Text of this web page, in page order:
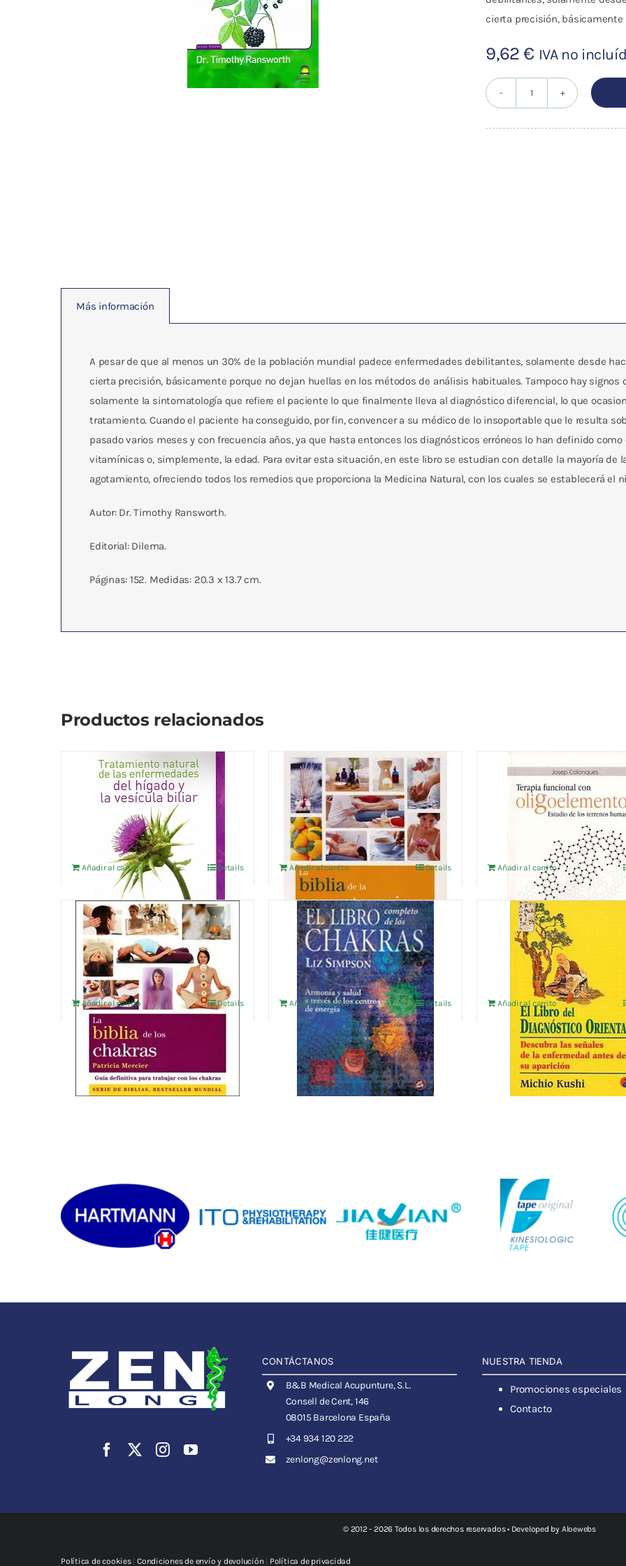
cierta precisión,
9,62€ IVA no
TRATAMIENTO
Más información
A pesar de que al menos un 30% de la población mundial padece enfermedades debilitantes, solamente desde
cierta precisión, básicamente porque no dejan huellas en los métodos de análisis habituales. Tampoco hay signos
solamente la sintomatología que refiere el paciente lo que finalmente lleva al diagnóstico diferencial, lo que
tratamiento. Cuando el paciente ha conseguido, por fin, convencer a su médico de lo insoportable que le resulta
pasado varios meses y con frecuencia años, ya que hasta entonces los diagnósticos erróneos lo han definido
vitamínicas o, simplemente, la edad. Para evitar esta situación, en este libro se estudian con detalle la mayoría de
agotamiento, ofreciendo todos los remedios que proporciona la Medicina Natural, con los cuales se establecerá el
Autor: Dr. Timothy Ransworth.
Editorial: Dilema.
Páginas: 152. Medidas: 20.3 x 13.7 cm.
Productos relacionados
TRATAMIENTO NATURAL DE
LAS ENFERMEDADES DEL
HIGADO Y LA VESICULA
IVA no incluído
Añadir al carrito Details
LA BIBLIA DE LA
AROMATERAPIA
16,30€ IVA no incluído
Añadir al carrito Details
TERAPIA FUNCIONAL
OLIGOELEMENTOS
€ IVA no incluído
Añadir al carrito
LA BIBLIA DE LOS CHAKRAS
16,30€ IVA no incluído
Añadir al carrito Details
EL LIBRO COMPLETO DE LOS
CHAKRAS
17,31€ IVA no incluído
Añadir al carrito Details
EL LIBRO DEL
ORIENTAL
IVA no incluído
Añadir al carrito
CONTÁCTANOS
B&B Medical Acupunture, S.L.
Consell de Cent, 146
08015 Barcelona España
+34 934 120 222
zenlong@zenlong.net
NUESTRA TIENDA
Promociones especiales
Contacto
© 2012 - 2026 Todos los derechos reservados • Developed by Aloewebs
Política de cookies|Condiciones de envío y devolución| Política de privacidad